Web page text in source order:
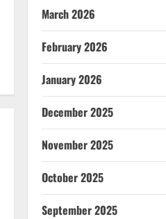
March 2026
February 2026
January 2026
December 2025
November 2025
October 2025
September 2025